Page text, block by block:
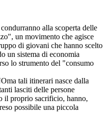
alla scoperta delle
un movimento che agisce
di giovani che hanno scelto
un sistema di economia
lo strumento del "consumo
tali itinerari nasce dalla
lasciti delle persone
il proprio sacrificio, hanno,
possibile una piccola